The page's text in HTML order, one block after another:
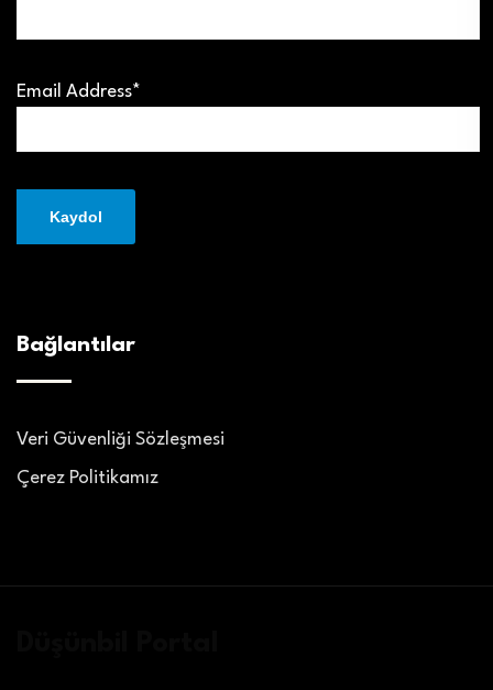
Email Address*
Bağlantılar
Veri Güvenliği Sözleşmesi
Çerez Politikamız